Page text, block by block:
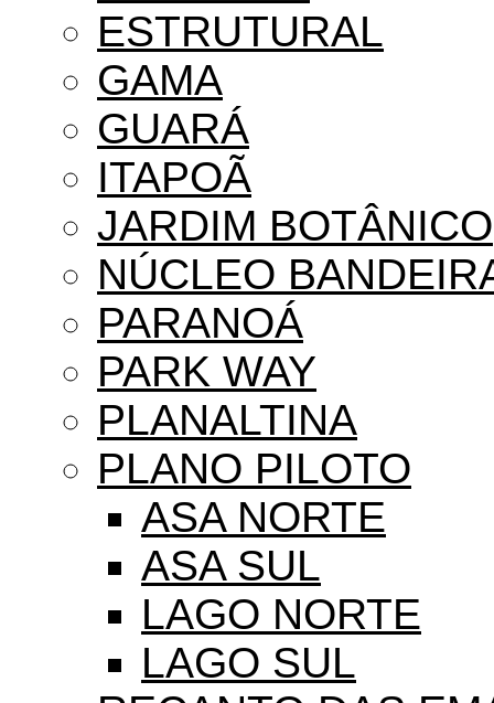
ESTRUTURAL
GAMA
GUARÁ
ITAPOÃ
JARDIM BOTÂNICO
NÚCLEO
PARANOÁ
PARK WAY
PLANALTINA
PLANO PILOTO
ASA NORTE
ASA SUL
LAGO NORTE
LAGO SUL